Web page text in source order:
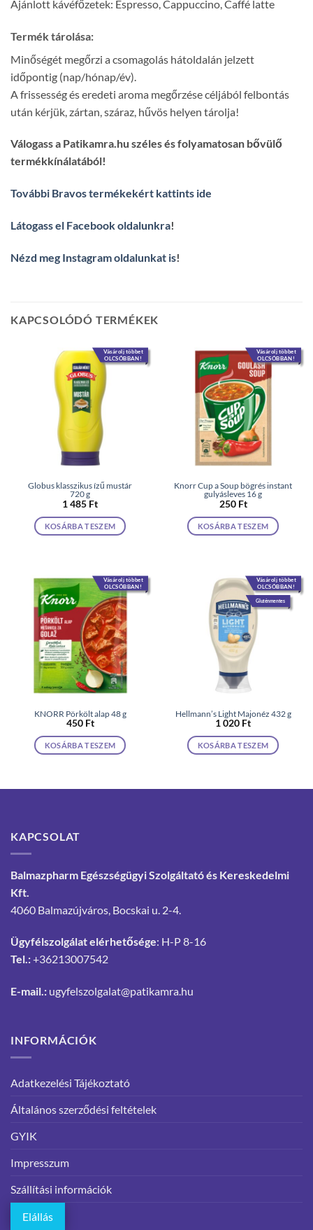
Ajánlott kávéfőzetek: Espresso, Cappuccino, Caffé latte
Termék tárolása:
Minőségét megőrzi a csomagolás hátoldalán jelzett
időpontig (nap/hónap/év).
A frissesség és eredeti aroma megőrzése céljából felbontás
után kérjük, zártan, száraz, hűvös helyen tárolja!
Válogass a Patikamra.hu széles és folyamatosan bővülő
termékkínálatából!
További Bravos termékekért kattints ide
Látogass el Facebook oldalunkra!
Nézd meg Instagram oldalunkat is!
KAPCSOLÓDÓ TERMÉKEK
Vásárolj többet
OLCSÓBBAN!
Globus klasszikus ízű mustár
720 g
1 485 Ft
KOSÁRBA TESZEM
Vásárolj többet
OLCSÓBBAN!
Knorr Cup a Soup bögrés instant
gulyásleves 16 g
250 Ft
KOSÁRBA TESZEM
Vásárolj többet
OLCSÓBBAN!
KNORR Pörkölt alap 48 g
450 Ft
KOSÁRBA TESZEM
Vásárolj többet
OLCSÓBBAN!
Gluténmentes
Hellmann’s Light Majonéz 432 g
1 020 Ft
KOSÁRBA TESZEM
KAPCSOLAT
Balmazpharm Egészségügyi Szolgáltató és Kereskedelmi
Kft.
4060 Balmazújváros, Bocskai u. 2-4.
Ügyfélszolgálat elérhetősége: H-P 8-16
Tel.:+36213007542
E-mail.: ugyfelszolgalat@patikamra.hu
INFORMÁCIÓK
Adatkezelési Tájékoztató
Általános szerződési feltételek
GYIK
Impresszum
Szállítási információk
Elállás